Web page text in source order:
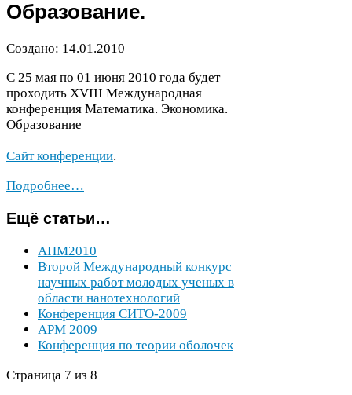
Образование.
Создано: 14.01.2010
С 25 мая по 01 июня 2010 года будет
проходить XVIII Международная
конференция Математика. Экономика.
Образование
Сайт конференции.
Подробнее…
Ещё статьи…
АПМ2010
Второй Международный конкурс
научных работ молодых ученых в
области нанотехнологий
Конференция СИТО-​2009
APM 2009
Конференция по теории оболочек
Страница 7 из 8